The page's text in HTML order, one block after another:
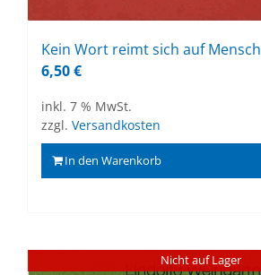
Kein Wort reimt sich auf Mensch
6,50€
inkl. 7 % MwSt.
zzgl. Versandkosten
In den Warenkorb
Nicht auf Lager